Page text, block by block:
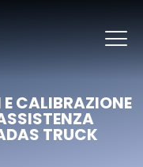
CALIBRAZIONE
TRUCK